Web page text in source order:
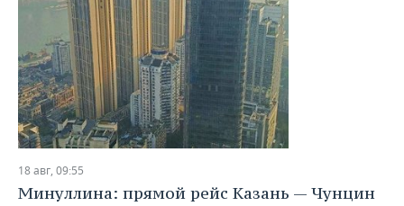
18 авг, 09:55
Минуллина: прямой рейс Казань — Чунцин